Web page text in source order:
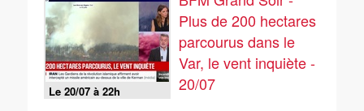
Le 20/07 à 22h
Plus de 200 hectares
parcourus dans le
Var, le vent inquiète -
20/07